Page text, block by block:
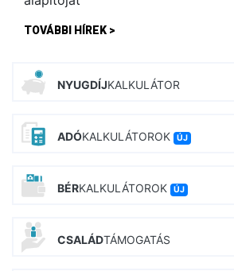
TOVÁBBI HÍREK >
NYUGDÍJKALKULÁTOR
ADÓKALKULÁTOROK ÚJ
BÉRKALKULÁTOROK ÚJ
CSALÁDTÁMOGATÁS